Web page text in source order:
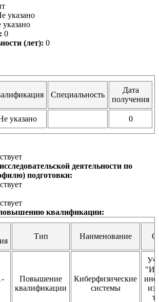
указано
указано
0
(лет): 0
Специальность
Дата
получения
указано 0
деятельности по
подготовки:
квалификации:
Тип Наименование
Повышение
квалификации
Киберфизические
системы